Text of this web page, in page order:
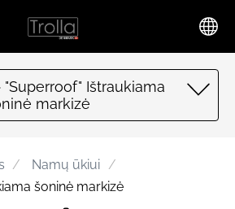
Ištraukiama
markizė
Namų ūkiui
šoninė markizė